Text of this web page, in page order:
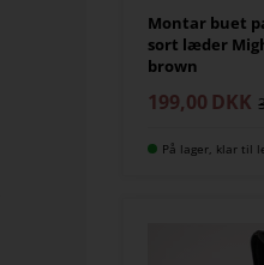
Montar buet
sort læder
brown
199,00 DKK
På lager, klar til